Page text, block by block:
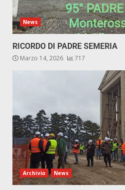
News
RICORDO DI PADRE SEMERIA
Marzo 14, 2026 717
Archivio News